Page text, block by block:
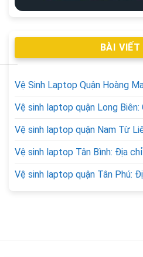
BÀI VIẾT
Vệ Sinh Laptop Quận Hoàng
Vệ sinh laptop quận Long
Vệ sinh laptop quận Nam Từ
Vệ sinh laptop Tân Bình: Địa
Vệ sinh laptop quận Tân Phú: